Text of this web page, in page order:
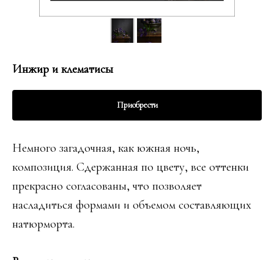
Инжир и клематисы
Приобрести
Немного загадочная, как южная ночь,
композиция. Сдержанная по цвету, все оттенки
прекрасно согласованы, что позволяет
насладиться формами и объемом составляющих
натюрморта.